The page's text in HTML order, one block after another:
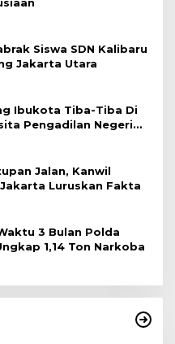
Siswa SDN Kalibaru
Jakarta Utara
Ibukota Tiba-Tiba Di
Pengadilan Negeri
Cacat Hukum Sejak
Jalan, Kanwil
Luruskan Fakta
3 Bulan Polda
1,14 Ton Narkoba